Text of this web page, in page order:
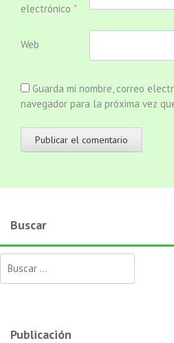
electrónico *
Web
Guarda mi nombre, correo
navegador para la próxima vez
Buscar
Publicación